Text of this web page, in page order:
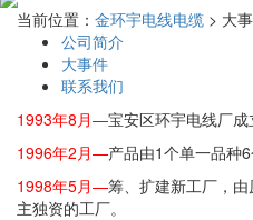
当前位置： 金环宇电线电缆 > 大
公司简介
大事件
联系我们
1993年8月—宝安区环宇电线厂成
1996年2月—产品由1个单一品种
1998年5月—筹、扩建新工厂，
主独资的工厂。